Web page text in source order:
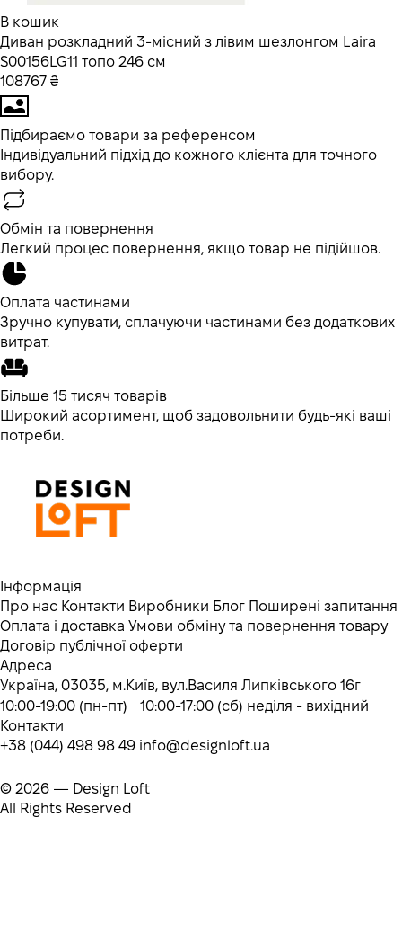
В кошик
Диван розкладний 3-місний з лівим шезлонгом Laira
S00156LG11 топо 246 см
108767 ₴
Підбираємо товари за референсом
Індивідуальний підхід до кожного клієнта для точного
вибору.
Обмін та повернення
Легкий процес повернення, якщо товар не підійшов.
Оплата частинами
Зручно купувати, сплачуючи частинами без додаткових
витрат.
Більше 15 тисяч товарів
Широкий асортимент, щоб задовольнити будь-які ваші
потреби.
Інформація
Про нас Контакти Виробники Блог Поширені запитання
Оплата і доставка Умови обміну та повернення товару
Договір публічної оферти
Адреса
Україна, 03035, м.Київ, вул.Василя Липківського 16г
10:00-19:00 (пн-пт) 10:00-17:00 (сб) неділя - вихідний
Контакти
+38 (044) 498 98 49 info@designloft.ua
© 2026 — Design Loft
All Rights Reserved